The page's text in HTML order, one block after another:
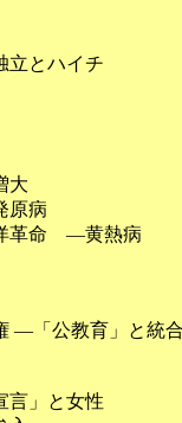
の真珠
の性
独立とハ
に
見市雅俊
所
人口増
る開発
革命 ―黄熱
の系
め
公教育」と統
に
宣言」と女